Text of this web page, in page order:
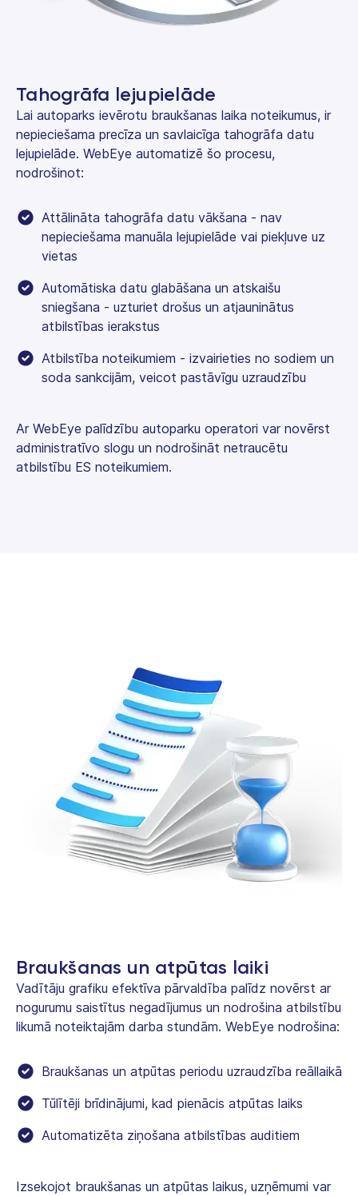
Tahogrāfa lejupielāde
Lai autoparks ievērotu braukšanas laika noteikumus, ir
nepieciešama precīza un savlaicīga tahogrāfa datu
lejupielāde. WebEye automatizē šo procesu,
nodrošinot:
Attālināta tahogrāfa datu vākšana - nav
nepieciešama manuāla lejupielāde vai piekļuve uz
vietas
Automātiska datu glabāšana un atskaišu
sniegšana - uzturiet drošus un atjauninātus
atbilstības ierakstus
Atbilstība noteikumiem - izvairieties no sodiem un
soda sankcijām, veicot pastāvīgu uzraudzību
Ar WebEye palīdzību autoparku operatori var novērst
administratīvo slogu un nodrošināt netraucētu
atbilstību ES noteikumiem.
Braukšanas un atpūtas laiki
Vadītāju grafiku efektīva pārvaldība palīdz novērst ar
nogurumu saistītus negadījumus un nodrošina atbilstību
likumā noteiktajām darba stundām. WebEye nodrošina:
Braukšanas un atpūtas periodu uzraudzība reāllaikā
Tūlītēji brīdinājumi, kad pienācis atpūtas laiks
Automatizēta ziņošana atbilstības auditiem
Izsekojot braukšanas un atpūtas laikus, uzņēmumi var